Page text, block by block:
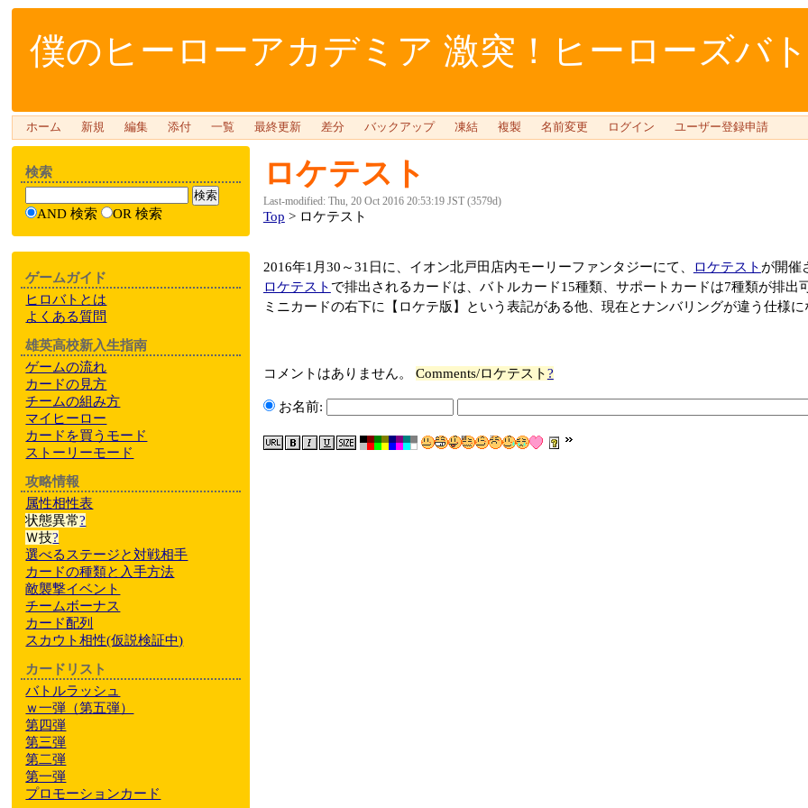
僕のヒーローアカデミア 激突！ヒーローズバ
ホーム 新規 編集 添付 一覧 最終更新 差分 バックアップ 凍結 複製 名前変更 ログイン ユーザー登録申請
ロケテスト
Last-modified: Thu, 20 Oct 2016 20:53:19 JST (3579d)
Top > ロケテスト
2016年1月30～31日に、イオン北戸田店内モーリーファンタジーにて、 ロケテスト が開催
ロケテスト で排出されるカードは、バトルカード15種類、サポートカードは7種類が排出
ミニカードの右下に【ロケテ版】という表記がある他、現在とナンバリングが違う仕様
コメントはありません。 Comments/ロケテスト?
お名前:
検索
AND 検索 OR 検索
ゲームガイド
ヒロバトとは
よくある質問
雄英高校新入生指南
ゲームの流れ
カードの見方
チームの組み方
マイヒーロー
カードを買うモード
ストーリーモード
攻略情報
属性相性表
状態異常?
Ｗ技?
選べるステージと対戦相手
カードの種類と入手方法
敵襲撃イベント
チームボーナス
カード配列
スカウト相性(仮説検証中)
カードリスト
バトルラッシュ
ｗ一弾（第五弾）
第四弾
第三弾
第二弾
第一弾
プロモーションカード